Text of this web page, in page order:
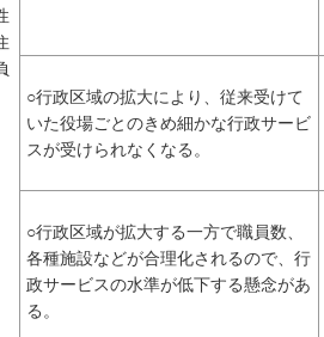
○行政区域の拡大により、従来受けて
いた役場ごとのきめ細かな行政サービ
スが受けられなくなる。
○行政区域が拡大する一方で職員数、
各種施設などが合理化されるので、行
政サービスの水準が低下する懸念があ
る。